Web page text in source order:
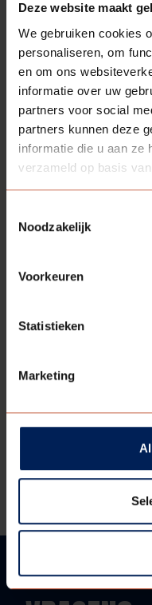
Deze website maakt
We gebruiken cookies
personaliseren, om
en om ons
informatie over uw
partners voor social
partners kunnen deze
informatie die u aan ze
verzameld op basis
Noodzakelijk
Voorkeuren
Statistieken
Marketing
DOWNLOADS
Technische
Technische